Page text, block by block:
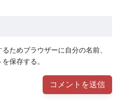
ためブラウザーに自分の名前、
保存する。